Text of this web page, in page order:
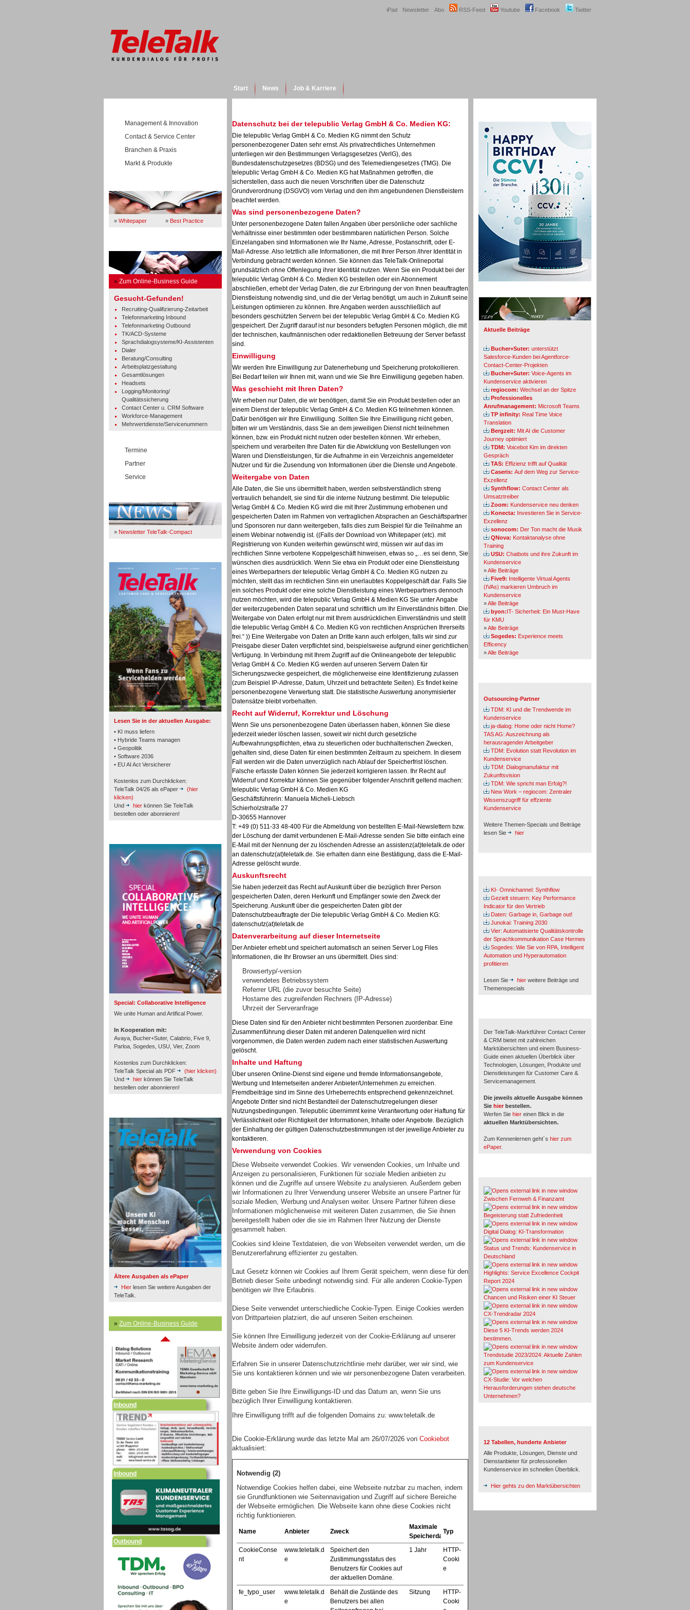
Twitter
Facebook
Youtube
RSS-Feed
Abo
Newsletter
iPad
Start News Job & Karriere
Management & Innovation
Contact & Service Center
Branchen & Praxis
Markt & Produkte
» Whitepaper » Best Practice
» Zum Online-Business Guide
Gesucht-Gefunden!
Recruiting-Qualifizierung-Zeitarbeit
Telefonmarketing Inbound
Telefonmarketing Outbound
TK/ACD-Systeme
Sprachdialogsysteme/KI-Assistenten
Dialer
Beratung/Consulting
Arbeitsplatzgestaltung
Gesamtlösungen
Headsets
Logging/Monitoring/
Qualitätssicherung
Contact Center u. CRM Software
Workforce-Management
Mehrwertdienste/Servicenummern
Termine
Partner
Service
» Newsletter TeleTalk-Compact
Lesen Sie in der aktuellen Ausgabe:
• KI muss liefern
• Hybride Teams managen
• Geopolitik
• Software 2036
• EU AI Act Versicherer
Kostenlos zum Durchklicken:
TeleTalk 04/26 als ePaper
(hier
klicken)
Und
hier können Sie TeleTalk
bestellen oder abonnieren!
Special: Collaborative Intelligence
We unite Human and Artifical Power.
In Kooperation mit:
Avaya, Bucher+Suter, Calabrio, Five 9,
Parloa, Sogedes, USU, Vier, Zoom
Kostenlos zum Durchklicken:
TeleTalk Special als PDF
(hier klicken)
Und
hier können Sie TeleTalk
bestellen oder abonnieren!
Ältere Ausgaben als ePaper
Hier lesen Sie weitere Ausgaben der
TeleTalk.
» Zum Online-Business Guide
TK- und ACD-Systeme
Workforce-Management
Personal
Inbound
Inbound
Inbound
Inbound
Inbound
Outbound
Datenschutz bei der telepublic Verlag GmbH & Co. Medien KG:
Die telepublic Verlag GmbH & Co. Medien KG nimmt den Schutz
personenbezogener Daten sehr ernst. Als privatrechtliches Unternehmen
unterliegen wir den Bestimmungen Verlagsgesetzes (VerlG), des
Bundesdatenschutzgesetzes (BDSG) und des Telemediengesetzes (TMG). Die
telepublic Verlag GmbH & Co. Medien KG hat Maßnahmen getroffen, die
sicherstellen, dass auch die neuen Vorschriften über die Datenschutz
Grundverordnung (DSGVO) vom Verlag und den ihm angebundenen Dienstleistern
beachtet werden.
Was sind personenbezogene Daten?
Unter personenbezogene Daten fallen Angaben über persönliche oder sachliche
Verhältnisse einer bestimmten oder bestimmbaren natürlichen Person. Solche
Einzelangaben sind Informationen wie Ihr Name, Adresse, Postanschrift, oder E-
Mail-Adresse. Also letztlich alle Informationen, die mit Ihrer Person /ihrer Identität in
Verbindung gebracht werden können. Sie können das TeleTalk-Onlineportal
grundsätzlich ohne Offenlegung ihrer Identität nutzen. Wenn Sie ein Produkt bei der
telepublic Verlag GmbH & Co. Medien KG bestellen oder ein Abonnement
abschließen, erhebt der Verlag Daten, die zur Erbringung der von Ihnen beauftragten
Dienstleistung notwendig sind, und die der Verlag benötigt, um auch in Zukunft seine
Leistungen optimieren zu können. Ihre Angaben werden ausschließlich auf
besonders geschützten Servern bei der telepublic Verlag GmbH & Co. Medien KG
gespeichert. Der Zugriff darauf ist nur besonders befugten Personen möglich, die mit
der technischen, kaufmännischen oder redaktionellen Betreuung der Server befasst
sind.
Einwilligung
Wir werden Ihre Einwilligung zur Datenerhebung und Speicherung protokollieren.
Bei Bedarf teilen wir Ihnen mit, wann und wie Sie Ihre Einwilligung gegeben haben.
Was geschieht mit Ihren Daten?
Wir erheben nur Daten, die wir benötigen, damit Sie ein Produkt bestellen oder an
einem Dienst der telepublic Verlag GmbH & Co. Medien KG teilnehmen können.
Dafür benötigen wir Ihre Einwilligung. Sollten Sie Ihre Einwilligung nicht geben,
bitten wir um Verständnis, dass Sie an dem jeweiligen Dienst nicht teilnehmen
können, bzw. ein Produkt nicht nutzen oder bestellen können. Wir erheben,
speichern und verarbeiten Ihre Daten für die Abwicklung von Bestellungen von
Waren und Dienstleistungen, für die Aufnahme in ein Verzeichnis angemeldeter
Nutzer und für die Zusendung von Informationen über die Dienste und Angebote.
Weitergabe von Daten
Alle Daten, die Sie uns übermittelt haben, werden selbstverständlich streng
vertraulich behandelt, sie sind für die interne Nutzung bestimmt. Die telepublic
Verlag GmbH & Co. Medien KG wird die mit Ihrer Zustimmung erhobenen und
gespeicherten Daten im Rahmen von vertraglichen Absprachen an Geschäftspartner
und Sponsoren nur dann weitergeben, falls dies zum Beispiel für die Teilnahme an
einem Webinar notwendig ist. ((Falls der Download von Whitepaper (etc). mit
Registrierung von Kunden weiterhin gewünscht wird, müssen wir auf das im
rechtlichen Sinne verbotene Koppelgeschäft hinweisen, etwas so „…es sei denn, Sie
wünschen dies ausdrücklich. Wenn Sie etwa ein Produkt oder eine Dienstleistung
eines Werbepartners der telepublic Verlag GmbH & Co. Medien KG nutzen zu
möchten, stellt das im rechtlichen Sinn ein unerlaubtes Koppelgeschäft dar. Falls Sie
ein solches Produkt oder eine solche Dienstleistung eines Werbepartners dennoch
nutzen möchten, wird die telepublic Verlag GmbH & Medien KG Sie unter Angabe
der weiterzugebenden Daten separat und schriftlich um Ihr Einverständnis bitten. Die
Weitergabe von Daten erfolgt nur mit Ihrem ausdrücklichen Einverständnis und stellt
die telepublic Verlag GmbH & Co. Medien KG von rechtlichen Ansprüchen Ihrerseits
frei.“ )) Eine Weitergabe von Daten an Dritte kann auch erfolgen, falls wir sind zur
Preisgabe dieser Daten verpflichtet sind, beispielsweise aufgrund einer gerichtlichen
Verfügung. In Verbindung mit Ihrem Zugriff auf die Onlineangebote der telepublic
Verlag GmbH & Co. Medien KG werden auf unseren Servern Daten für
Sicherungszwecke gespeichert, die möglicherweise eine Identifizierung zulassen
(zum Beispiel IP-Adresse, Datum, Uhrzeit und betrachtete Seiten). Es findet keine
personenbezogene Verwertung statt. Die statistische Auswertung anonymisierter
Datensätze bleibt vorbehalten.
Recht auf Widerruf, Korrektur und Löschung
Wenn Sie uns personenbezogene Daten überlassen haben, können Sie diese
jederzeit wieder löschen lassen, soweit wir nicht durch gesetzliche
Aufbewahrungspflichten, etwa zu steuerlichen oder buchhalterischen Zwecken,
gehalten sind, diese Daten für einen bestimmten Zeitraum zu speichern. In diesem
Fall werden wir die Daten unverzüglich nach Ablauf der Speicherfrist löschen.
Falsche erfasste Daten können Sie jederzeit korrigieren lassen. Ihr Recht auf
Widerruf und Korrektur können Sie gegenüber folgender Anschrift geltend machen:
telepublic Verlag GmbH & Co. Medien KG
Geschäftsführerin: Manuela Micheli-Liebsch
Schierholzstraße 27
D-30655 Hannover
T: +49 (0) 511-33 48-400 Für die Abmeldung von bestellten E-Mail-Newslettern bzw.
der Löschung der damit verbundenen E-Mail-Adresse senden Sie bitte einfach eine
E-Mail mit der Nennung der zu löschenden Adresse an assistenz(at)teletalk.de oder
an datenschutz(at)teletalk.de. Sie erhalten dann eine Bestätigung, dass die E-Mail-
Adresse gelöscht wurde.
Auskunftsrecht
Sie haben jederzeit das Recht auf Auskunft über die bezüglich Ihrer Person
gespeicherten Daten, deren Herkunft und Empfänger sowie den Zweck der
Speicherung. Auskunft über die gespeicherten Daten gibt der
Datenschutzbeauftragte der Die telepublic Verlag GmbH & Co. Medien KG:
datenschutz(at)teletalk.de
Datenverarbeitung auf dieser Internetseite
Der Anbieter erhebt und speichert automatisch an seinen Server Log Files
Informationen, die Ihr Browser an uns übermittelt. Dies sind:
Browsertyp/-version
verwendetes Betriebssystem
Referrer URL (die zuvor besuchte Seite)
Hostame des zugreifenden Rechners (IP-Adresse)
Uhrzeit der Serveranfrage
Diese Daten sind für den Anbieter nicht bestimmten Personen zuordenbar. Eine
Zusammenführung dieser Daten mit anderen Datenquellen wird nicht
vorgenommen, die Daten werden zudem nach einer statistischen Auswertung
gelöscht.
Inhalte und Haftung
Über unseren Online-Dienst sind eigene und fremde Informationsangebote,
Werbung und Internetseiten anderer Anbieter/Unternehmen zu erreichen.
Fremdbeiträge sind im Sinne des Urheberrechts entsprechend gekennzeichnet.
Angebote Dritter sind nicht Bestandteil der Datenschutzregelungen dieser
Nutzungsbedingungen. Telepublic übernimmt keine Verantwortung oder Haftung für
Verlässlichkeit oder Richtigkeit der Informationen, Inhalte oder Angebote. Bezüglich
der Einhaltung der gültigen Datenschutzbestimmungen ist der jeweilige Anbieter zu
kontaktieren.
Verwendung von Cookies
Diese Webseite verwendet Cookies. Wir verwenden Cookies, um Inhalte und
Anzeigen zu personalisieren, Funktionen für soziale Medien anbieten zu
können und die Zugriffe auf unsere Website zu analysieren. Außerdem geben
wir Informationen zu Ihrer Verwendung unserer Website an unsere Partner für
soziale Medien, Werbung und Analysen weiter. Unsere Partner führen diese
Informationen möglicherweise mit weiteren Daten zusammen, die Sie ihnen
bereitgestellt haben oder die sie im Rahmen Ihrer Nutzung der Dienste
gesammelt haben.
Cookies sind kleine Textdateien, die von Webseiten verwendet werden, um die
Benutzererfahrung effizienter zu gestalten.
Laut Gesetz können wir Cookies auf Ihrem Gerät speichern, wenn diese für den
Betrieb dieser Seite unbedingt notwendig sind. Für alle anderen Cookie-Typen
benötigen wir Ihre Erlaubnis.
Diese Seite verwendet unterschiedliche Cookie-Typen. Einige Cookies werden
von Drittparteien platziert, die auf unseren Seiten erscheinen.
Sie können Ihre Einwilligung jederzeit von der Cookie-Erklärung auf unserer
Website ändern oder widerrufen.
Erfahren Sie in unserer Datenschutzrichtlinie mehr darüber, wer wir sind, wie
Sie uns kontaktieren können und wie wir personenbezogene Daten verarbeiten.
Bitte geben Sie Ihre Einwilligungs-ID und das Datum an, wenn Sie uns
bezüglich Ihrer Einwilligung kontaktieren.
Ihre Einwilligung trifft auf die folgenden Domains zu: www.teletalk.de
Die Cookie-Erklärung wurde das letzte Mal am 26/07/2026 von Cookiebot
aktualisiert:
Notwendig (2)
Notwendige Cookies helfen dabei, eine Webseite nutzbar zu machen, indem
sie Grundfunktionen wie Seitennavigation und Zugriff auf sichere Bereiche
der Webseite ermöglichen. Die Webseite kann ohne diese Cookies nicht
richtig funktionieren.
Name Anbieter Zweck
Maximale
Speicherdauer
Typ
CookieConse
nt
www.teletalk.d
e
Speichert den
Zustimmungsstatus des
Benutzers für Cookies auf
der aktuellen Domäne.
1 Jahr
HTTP-
Cooki
e
fe_typo_user
www.teletalk.d
e
Behält die Zustände des
Benutzers bei allen
Sitzung
HTTP-
Cooki
Aktuelle Beiträge
Bucher+Suter: unterstützt
Salesforce-Kunden bei Agentforce-
Contact-Center-Projekten
Bucher+Suter: Voice-Agents im
Kundenservice aktivieren
regiocom: Wechsel an der Spitze
Professionelles
Anrufmanagement: Microsoft Teams
TP infinity: Real Time Voice
Translation
Bergzeit: Mit AI die Customer
Journey optimiert
TDM: Voicebot Kim im direkten
Gespräch
TAS: Effizienz trifft auf Qualität
Caseris: Auf dem Weg zur Service-
Exzellenz
Synthflow: Contact Center als
Umsatztreiber
Zoom: Kundenservice neu denken
Konecta: Investieren Sie in Service-
Exzellenz
sonocom: Der Ton macht die Musik
QNova: Kontaktanalyse ohne
Training
USU: Chatbots und ihre Zukunft im
Kundenservice
»Alle Beiträge
Five9: Intelligente Virtual Agents
(IVAs) markieren Umbruch im
Kundenservice
»Alle Beiträge
byon:IT- Sicherheit: Ein Must-Have
für KMU
»Alle Beiträge
Sogedes: Experience meets
Efficency
»Alle Beiträge
Outsourcing-Partner
TDM: KI und die Trendwende im
Kundenservice
ja-dialog: Home oder nicht Home?
TAS AG: Auszeichnung als
herausragender Arbeitgeber
TDM: Evolution statt Revolution im
Kundenservice
TDM: Dialogmanufaktur mit
Zukunftsvision
TDM: Wie spricht man Erfolg?!
New Work – regiocom: Zentraler
Wissenszugriff für effziente
Kundenservice
Weitere Themen-Specials und Beiträge
lesen Sie
hier
KI- Omnichannel: Synthflow
Gezielt steuern: Key Performance
Indicator für den Vertrieb
Daten: Garbage in, Garbage out!
Junokai: Training 2030
Vier: Automatisierte Qualitätskontrolle
der Sprachkommunikation Case Hermes
Sogedes: Wie Sie von RPA, Intelligent
Automation und Hyperautomation
profitieren
Lesen Sie hier weitere Beiträge und
Themenspecials
Der TeleTalk-Marktführer Contact Center
& CRM bietet mit zahlreichen
Marktübersichten und einem Business-
Guide einen aktuellen Überblick über
Technologien, Lösungen, Produkte und
Dienstleistungen für Customer Care &
Servicemanagement.
Die jeweils aktuelle Ausgabe können
Sie hier bestellen.
Werfen Sie hier einen Blick in die
aktuellen Marktübersichten.
Zum Kennenlernen geht´s hier zum
ePaper.
Zwischen Fernweh & Finanzamt
Begeisterung statt Zufriedenheit
Digital Dialog: KI-Transformation
Status und Trends: Kundenservice in
Deutschland
Highlights: Service Excellence Cockpit
Report 2024
Chancen und Risiken einer KI Steuer
CX-Trendradar 2024
Diese 5 KI-Trends werden 2024
bestimmen.
Trendstudie 2023/2024: Aktuelle Zahlen
zum Kundenservice
CX-Studie: Vor welchen
Herausforderungen stehen deutsche
Unternehmen?
12 Tabellen, hunderte Anbieter
Alle Produkte, Lösungen, Dienste und
Dienstanbieter für professionellen
Kundenservice im schnellen Überblick.
Hier gehts zu den Marktübersichten